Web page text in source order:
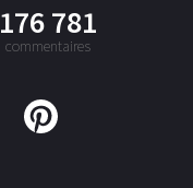
176 781
commentaires